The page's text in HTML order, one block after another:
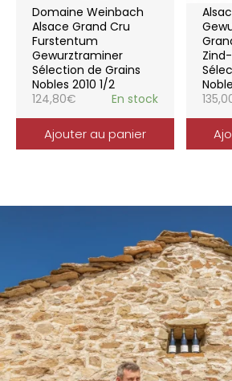
Domaine Weinbach
Alsace Grand Cru
Furstentum
Gewurztraminer
Sélection de Grains
Nobles 2010 1/2
124,80€ En stock
Ajouter au panier